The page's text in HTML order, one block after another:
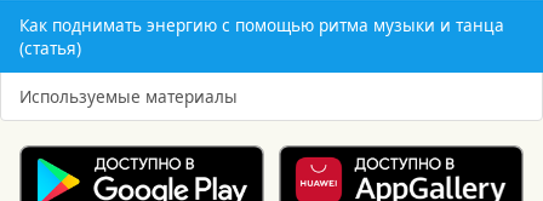
o
Как поднимать энергию с помощью ритма музыки и танца
(статья)
Используемые материалы